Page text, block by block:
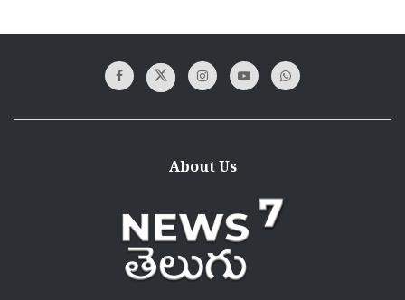
About Us